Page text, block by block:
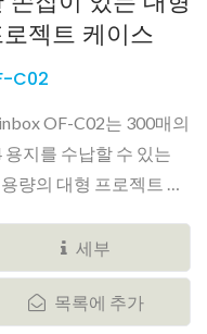
젝트 케이스
C02
OF-C02는 300매의
용지를 수납할 수 있는
량의 대형 프로젝트 케
세부
목록에 추가